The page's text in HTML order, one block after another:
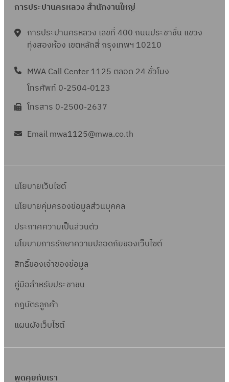
การประปานครหลวง สำนักงานใหญ่
การประปานครหลวง เลขที่ 400 ถนนประชาชื่น แขวง
ทุ่งสองห้อง เขตหลักสี่ กรุงเทพฯ 10210
MWA Call Center 1125 ตลอด 24 ชั่วโมง
โทรศัพท์ 0-2504-0123
โทรสาร 0-2500-2637
Email mwa1125@mwa.co.th
นโยบายเว็บไซต์
นโยบายคุ้มครองข้อมูลส่วนบุคคล
ประกาศความเป็นส่วนตัว
นโยบายการรักษาความปลอดภัยของเว็บไซต์
สิทธิ์ของเจ้าของข้อมูล
คู่มือสำหรับประชาชน
กฎบัตรลูกค้า
แผนผังเว็บไซต์
พูดคุยกับเรา